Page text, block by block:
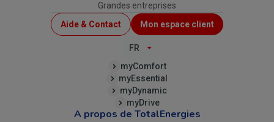
Grandes entreprises
Menu
Top
Aide & Contact Mon espace client
FR
myComfort
myEssential
myDynamic
myDrive
A propos de TotalEnergies